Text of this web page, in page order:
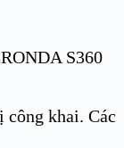
S360
công khai. Các